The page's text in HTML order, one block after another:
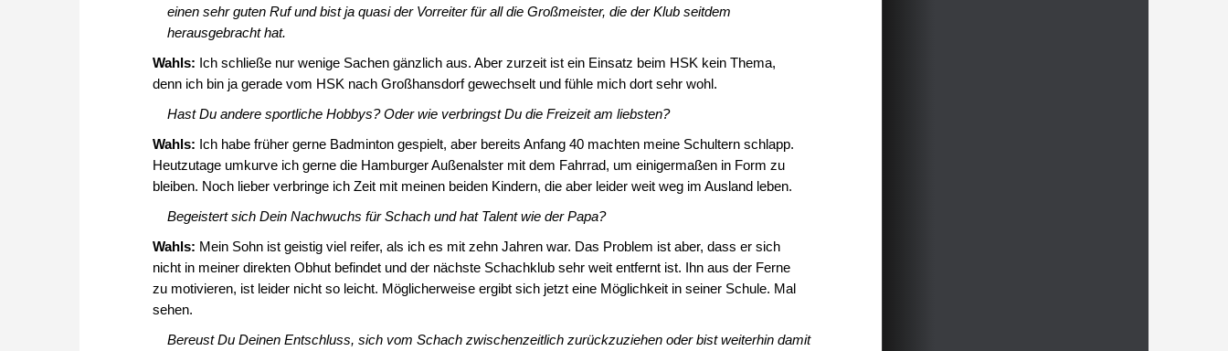
einen sehr guten Ruf und bist ja quasi der Vorreiter für all die Großmeister, die der Klub seitdem
herausgebracht hat.
Wahls: Ich schließe nur wenige Sachen gänzlich aus. Aber zurzeit ist ein Einsatz beim HSK kein Thema,
denn ich bin ja gerade vom HSK nach Großhansdorf gewechselt und fühle mich dort sehr wohl.
Hast Du andere sportliche Hobbys? Oder wie verbringst Du die Freizeit am liebsten?
Wahls: Ich habe früher gerne Badminton gespielt, aber bereits Anfang 40 machten meine Schultern schlapp.
Heutzutage umkurve ich gerne die Hamburger Außenalster mit dem Fahrrad, um einigermaßen in Form zu
bleiben. Noch lieber verbringe ich Zeit mit meinen beiden Kindern, die aber leider weit weg im Ausland leben.
Begeistert sich Dein Nachwuchs für Schach und hat Talent wie der Papa?
Wahls: Mein Sohn ist geistig viel reifer, als ich es mit zehn Jahren war. Das Problem ist aber, dass er sich
nicht in meiner direkten Obhut befindet und der nächste Schachklub sehr weit entfernt ist. Ihn aus der Ferne
zu motivieren, ist leider nicht so leicht. Möglicherweise ergibt sich jetzt eine Möglichkeit in seiner Schule. Mal
sehen.
Bereust Du Deinen Entschluss, sich vom Schach zwischenzeitlich zurückzuziehen oder bist weiterhin damit